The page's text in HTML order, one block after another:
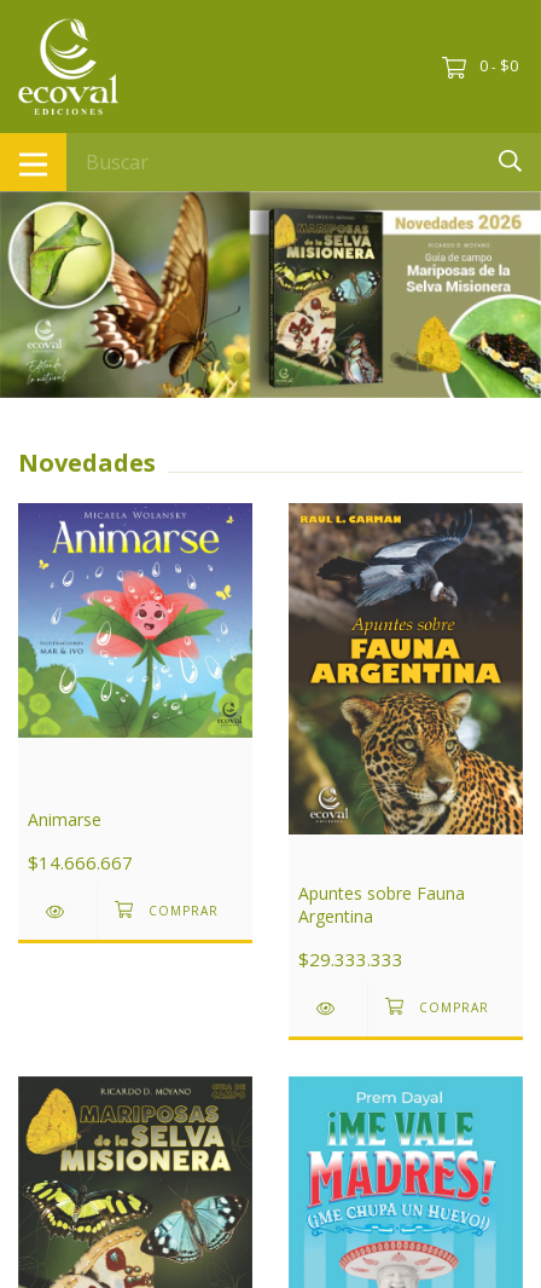
0 - $0
Novedades
Animarse
$14.666.667
Apuntes sobre Fauna
Argentina
$29.333.333